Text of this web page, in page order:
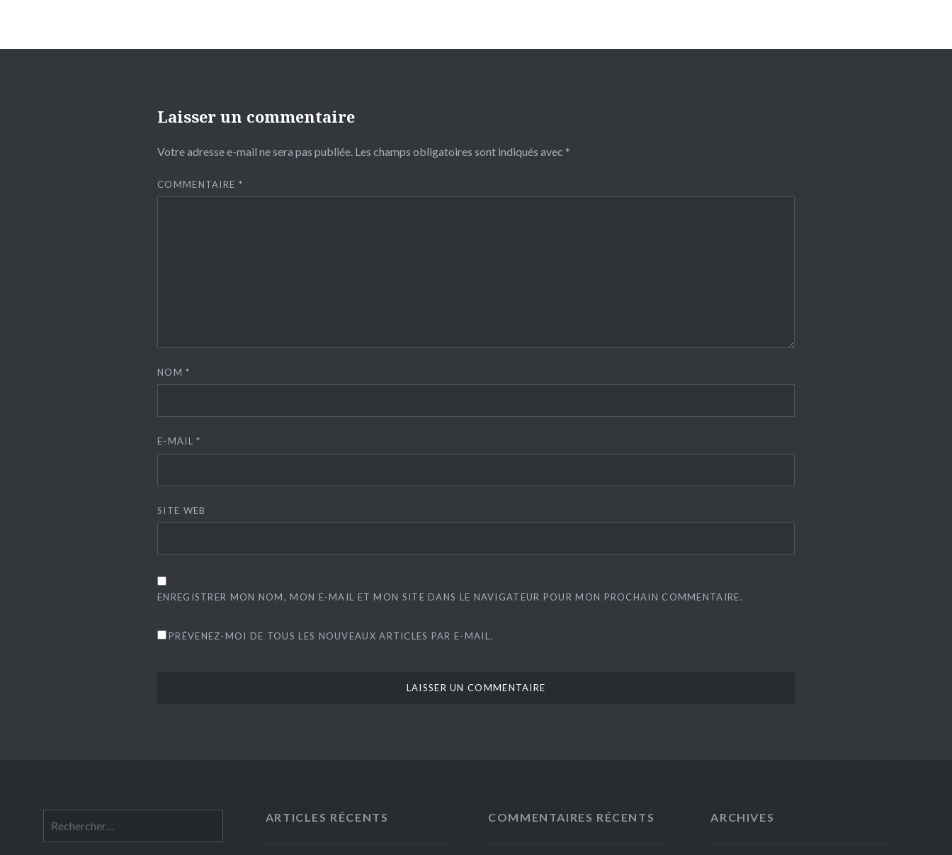
Laisser un commentaire
Votre adresse e-mail ne sera pas publiée. Les champs obligatoires sont indiqués avec *
COMMENTAIRE *
NOM*
E-MAIL*
SITE WEB
ENREGISTRER MON NOM, MON E-MAIL ET MON SITE DANS LE NAVIGATEUR POUR MON PROCHAIN COMMENTAIRE.
PRÉVENEZ-MOI DE TOUS LES NOUVEAUX ARTICLES PAR E-MAIL.
ARTICLES RÉCENTS COMMENTAIRES RÉCENTS ARCHIVES